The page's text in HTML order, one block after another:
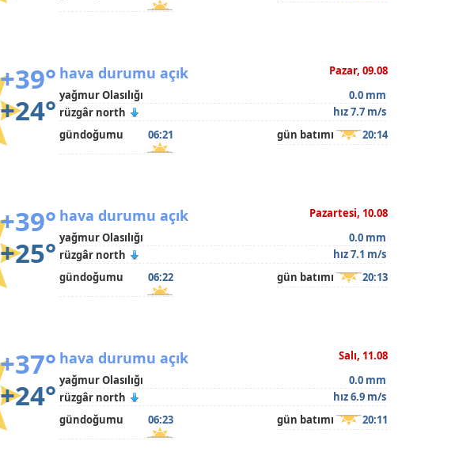
+39°
+24°
Pazar, 09.08
hava durumu açık
yağmur Olasılığı
0.0 mm
rüzgâr north
hız 7.7 m/s
gündoğumu
06:21 gün batımı 20:14
+39°
+25°
Pazartesi, 10.08
hava durumu açık
yağmur Olasılığı
0.0 mm
rüzgâr north
hız 7.1 m/s
gündoğumu
06:22 gün batımı 20:13
+37°
+24°
Salı, 11.08
hava durumu açık
yağmur Olasılığı
0.0 mm
rüzgâr north
hız 6.9 m/s
gündoğumu
06:23 gün batımı 20:11